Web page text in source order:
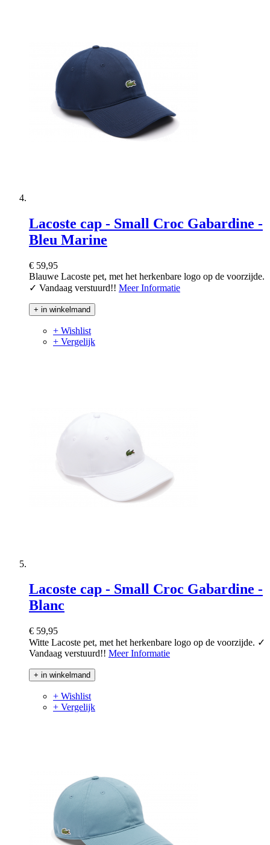
Lacoste cap - Small Croc Gabardine -
Bleu Marine
€ 59,95
Blauwe Lacoste pet, met het herkenbare logo op de voorzijde.
✓ Vandaag verstuurd!! Meer Informatie
+ in winkelmand
+ Wishlist
+ Vergelijk
Lacoste cap - Small Croc Gabardine -
Blanc
€ 59,95
Witte Lacoste pet, met het herkenbare logo op de voorzijde. ✓
Vandaag verstuurd!! Meer Informatie
+ in winkelmand
+ Wishlist
+ Vergelijk